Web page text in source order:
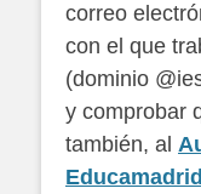
correo
con el que
(dominio
y comprobar
también, al
Educamadrid